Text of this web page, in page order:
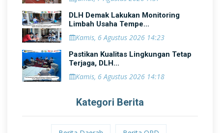
DLH Demak Lakukan Monitoring
Limbah Usaha Tempe...
Kamis, 6 Agustus 2026 14:23
Pastikan Kualitas Lingkungan Tetap
Terjaga, DLH...
Kamis, 6 Agustus 2026 14:18
Kategori Berita